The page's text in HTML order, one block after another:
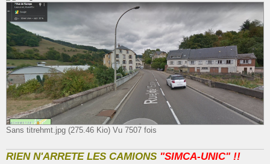
Sans titrehmt.jpg (275.46 Kio) Vu 7507 fois
RIEN N'ARRETE LES CAMIONS "SIMCA-UNIC" !!